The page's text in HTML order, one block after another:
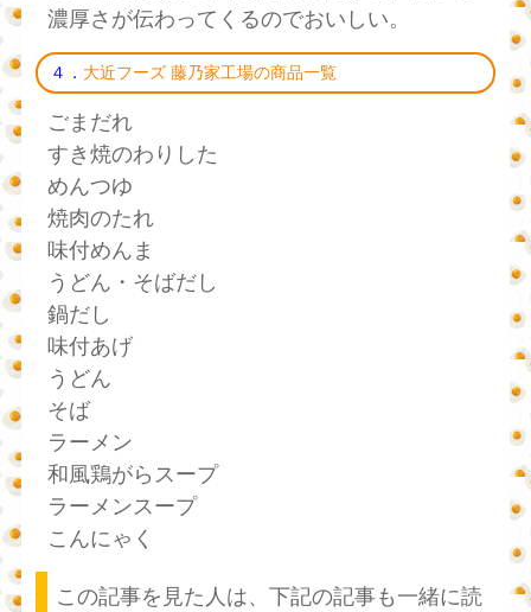
濃厚さが伝わってくるのでおいしい。
４． 大近フーズ 藤乃家工場の商品一覧
ごまだれ
すき焼のわりした
めんつゆ
焼肉のたれ
味付めんま
うどん・そばだし
鍋だし
味付あげ
うどん
そば
ラーメン
和風鶏がらスープ
ラーメンスープ
こんにゃく
この記事を見た人は、下記の記事も一緒に読